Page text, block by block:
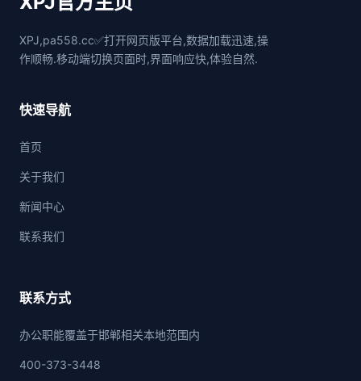
XPJ,pa558.cc✅打开网页版平台,数据加载迅速,操
作顺畅.移动端切换页面时,界面响应快,体验自然.
快速导航
首页
关于我们
新闻中心
联系我们
联系方式
办公职能覆盖于邯郸相关本地范围内
400-373-3448